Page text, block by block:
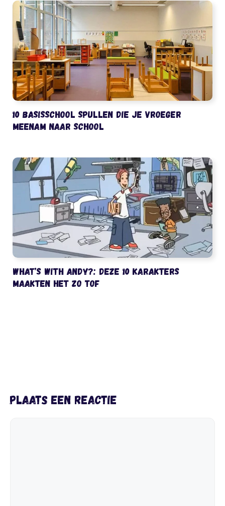
10 basisschool spullen die je vroeger
meenam naar school
What’s with Andy?: deze 10 karakters
maakten het zo tof
Plaats een reactie